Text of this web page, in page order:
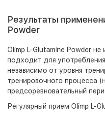
Результаты
Powder
Olimp L-Glutamine Powder не
подходит для
независимо от уровня
тренировочного процесса
предсоревновательный
Регулярный прием Olimp L-